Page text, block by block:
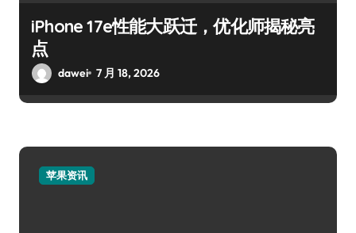
iPhone 17e性能大跃迁，优化师揭秘亮
点
dawei 7 月 18, 2026
苹果资讯